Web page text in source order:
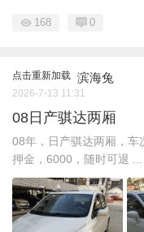
168 0
点击重新加载 滨海兔
2026-7-13 11:31
08日产骐达两厢
08年，日产骐达两厢，车
押金，6000，随时可退 ...